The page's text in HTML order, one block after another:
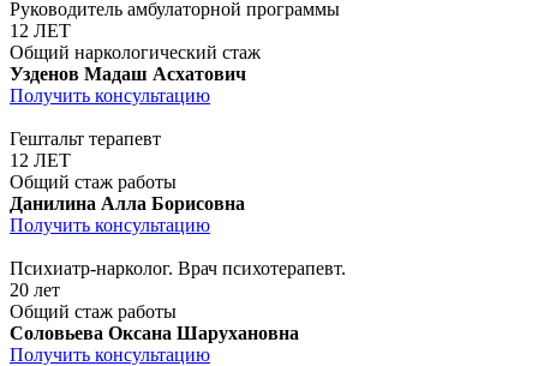
Руководитель амбулаторной программы
12 ЛЕТ
Общий наркологический стаж
Узденов Мадаш Асхатович
Получить консультацию
Гештальт терапевт
12 ЛЕТ
Общий стаж работы
Данилина Алла Борисовна
Получить консультацию
Психиатр-нарколог. Врач психотерапевт.
20 лет
Общий стаж работы
Соловьева Оксана Шарухановна
Получить консультацию